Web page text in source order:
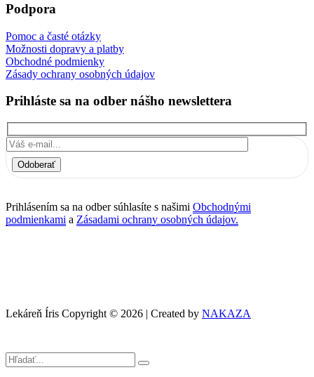
Podpora
Pomoc a časté otázky
Možnosti dopravy a platby
Obchodné podmienky
Zásady ochrany osobných údajov
Prihláste sa na odber nášho newslettera
Odoberať
Prihlásením sa na odber súhlasíte s našimi Obchodnými
podmienkami a Zásadami ochrany osobných údajov.
Lekáreň Íris Copyright © 2026 | Created by NAKAZA